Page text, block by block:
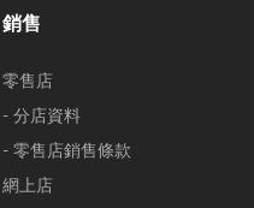
銷售
零售店
- 分店資料
- 零售店銷售條款
網上店